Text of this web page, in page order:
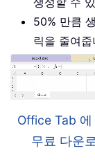
50% 만큼
릭을 줄여줍
Office Tab 에
무료 다운